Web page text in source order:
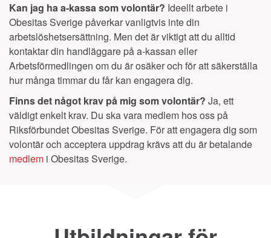
Kan jag ha a-kassa som volontär? Ideellt arbete i
Obesitas Sverige påverkar vanligtvis inte din
arbetslöshetsersättning. Men det är viktigt att du alltid
kontaktar din handläggare på a-kassan eller
Arbetsförmedlingen om du är osäker och för att säkerställa
hur många timmar du får kan engagera dig.
Finns det något krav på mig som volontär? Ja, ett
väldigt enkelt krav. Du ska vara medlem hos oss på
Riksförbundet Obesitas Sverige. För att engagera dig som
volontär och acceptera uppdrag krävs att du är betalande
medlem i Obesitas Sverige.